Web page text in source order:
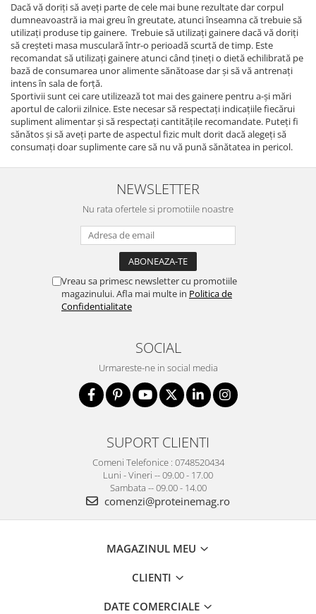
Dacă vă doriți să aveți parte de cele mai bune rezultate dar corpul
dumneavoastră ia mai greu în greutate, atunci înseamna că trebuie să
utilizați produse tip gainere. Trebuie să utilizați gainere dacă vă doriți
să creșteti masa musculară într-o perioadă scurtă de timp. Este
recomandat să utilizați gainere atunci când țineți o dietă echilibrată pe
bază de consumarea unor alimente sănătoase dar și să vă antrenați
intens în sala de forță.
Sportivii sunt cei care utilizează tot mai des gainere pentru a-și mări
aportul de calorii zilnice. Este necesar să respectați indicațiile fiecărui
supliment alimentar și să respectați cantitățile recomandate. Puteți fi
sănătos și să aveți parte de aspectul fizic mult dorit dacă alegeți să
consumați doar suplimente care să nu vă pună sănătatea in pericol.
NEWSLETTER
Nu rata ofertele si promotiile noastre
Vreau sa primesc newsletter cu promotiile
magazinului. Afla mai multe in Politica de
Confidentialitate
SOCIAL
Urmareste-ne in social media
SUPORT CLIENTI
Comeni Telefonice : 0748520434
Luni - Vineri -- 09.00 - 17.00
Sambata -- 09.00 - 14.00
comenzi@proteinemag.ro
MAGAZINUL MEU
CLIENTI
DATE COMERCIALE